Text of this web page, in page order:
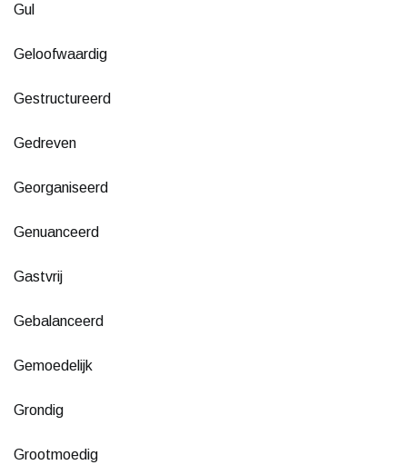
Gul
Geloofwaardig
Gestructureerd
Gedreven
Georganiseerd
Genuanceerd
Gastvrij
Gebalanceerd
Gemoedelijk
Grondig
Grootmoedig